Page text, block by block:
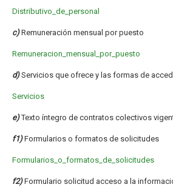
Distributivo_de_personal
c)Remuneración mensual por puesto
Remuneracion_mensual_por_puesto
d)Servicios que ofrece y las formas de
Servicios
e)Texto íntegro de contratos colectivos
f1)Formularios o formatos de solicitudes
Formularios_o_formatos_de_solicitudes
f2)Formulario solicitud acceso a la